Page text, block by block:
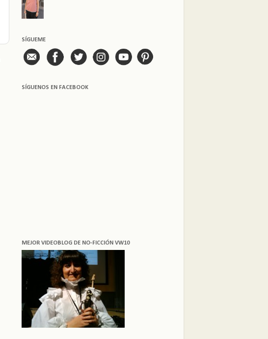
SÍGUEME
SÍGUENOS EN FACEBOOK
MEJOR VIDEOBLOG DE NO-FICCIÓN VW10